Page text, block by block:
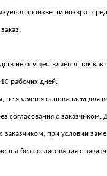
произвести возврат
не осуществляется, так
рабочих дней.
является основанием для
с заказчиком.
при условии
без согласования с